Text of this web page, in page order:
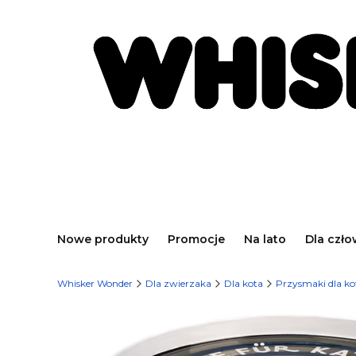
Nowe produkty Promocje Na lato Dla
Whisker Wonder Dla zwierzaka Dla kota Przysmaki dla